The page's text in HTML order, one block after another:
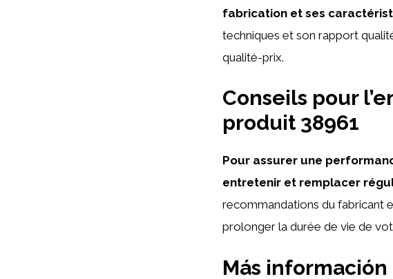
fabrication et ses
techniques et son rapport
qualité-prix.
Conseils pour
produit 38961
Pour assurer une
entretenir et remplacer
recommandations du fabricant
prolonger la durée de vie de
Más información